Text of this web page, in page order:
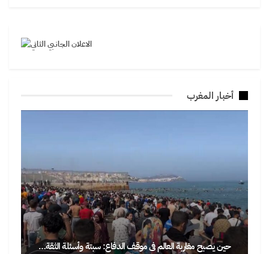
أخبار المغرب
حين يصبح مغاربة العالم في موقف الدفاع: سبتة وأسئلة الثقة…